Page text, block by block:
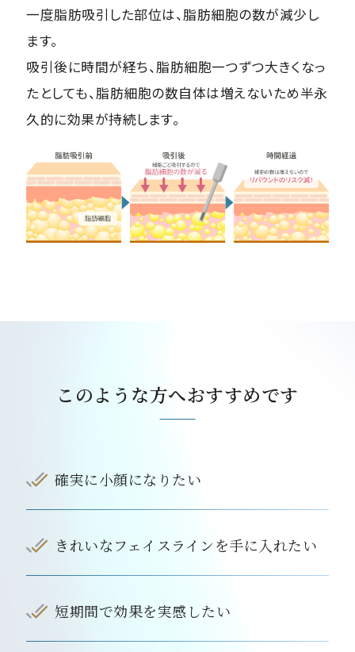
一度脂肪吸引した部位は、脂肪細胞の数が減少し
ます。
吸引後に時間が経ち、脂肪細胞一つずつ大きくなっ
たとしても、脂肪細胞の数自体は増えないため半永
久的に効果が持続します。
このような方へおすすめです
確実に小顔になりたい
きれいなフェイスラインを手に入れたい
短期間で効果を実感したい